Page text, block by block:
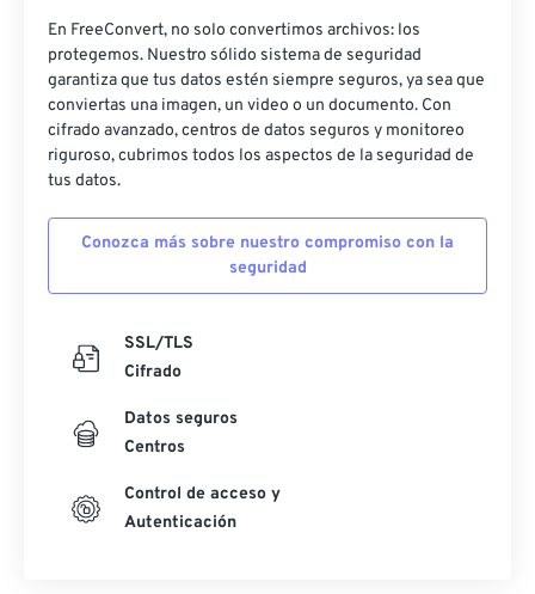
En FreeConvert, no solo convertimos archivos: los
protegemos. Nuestro sólido sistema de seguridad
garantiza que tus datos estén siempre seguros, ya sea que
conviertas una imagen, un video o un documento. Con
cifrado avanzado, centros de datos seguros y monitoreo
riguroso, cubrimos todos los aspectos de la seguridad de
tus datos.
Conozca más sobre nuestro compromiso con la
seguridad
SSL/TLS
Cifrado
Datos seguros
Centros
Control de acceso y
Autenticación